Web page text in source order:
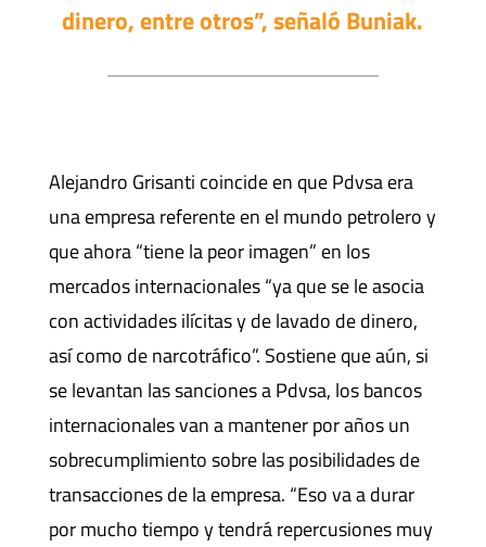
dinero, entre otros”, señaló Buniak.
Alejandro Grisanti coincide en que Pdvsa era
una empresa referente en el mundo petrolero y
que ahora “tiene la peor imagen” en los
mercados internacionales “ya que se le asocia
con actividades ilícitas y de lavado de dinero,
así como de narcotráfico”. Sostiene que aún, si
se levantan las sanciones a Pdvsa, los bancos
internacionales van a mantener por años un
sobrecumplimiento sobre las posibilidades de
transacciones de la empresa. “Eso va a durar
por mucho tiempo y tendrá repercusiones muy